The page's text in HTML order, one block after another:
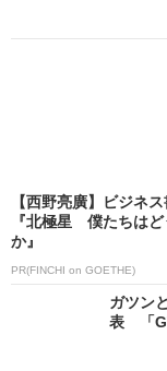
【西野亮廣】ビジネ
『北極星 僕たちはど
か』
PR(FINCHI on GOETHE)
ガツン
表 「